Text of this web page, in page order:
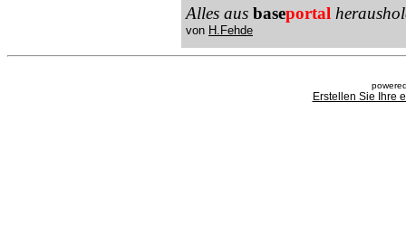
Alles aus baseportal
von H.Fehde
Erstellen Sie Ihre